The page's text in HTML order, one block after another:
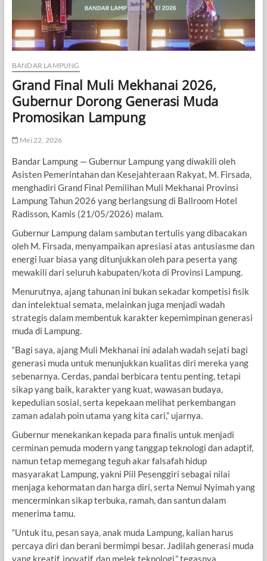
BANDAR LAMPUNG
Grand Final Muli Mekhanai 2026,
Gubernur Dorong Generasi Muda
Promosikan Lampung
Mei 22, 2026
Bandar Lampung — Gubernur Lampung yang diwakili oleh
Asisten Pemerintahan dan Kesejahteraan Rakyat, M. Firsada,
menghadiri Grand Final Pemilihan Muli Mekhanai Provinsi
Lampung Tahun 2026 yang berlangsung di Ballroom Hotel
Radisson, Kamis (21/05/2026) malam.
Gubernur Lampung dalam sambutan tertulis yang dibacakan
oleh M. Firsada, menyampaikan apresiasi atas antusiasme dan
energi luar biasa yang ditunjukkan oleh para peserta yang
mewakili dari seluruh kabupaten/kota di Provinsi Lampung.
Menurutnya, ajang tahunan ini bukan sekadar kompetisi fisik
dan intelektual semata, melainkan juga menjadi wadah
strategis dalam membentuk karakter kepemimpinan generasi
muda di Lampung.
“Bagi saya, ajang Muli Mekhanai ini adalah wadah sejati bagi
generasi muda untuk menunjukkan kualitas diri mereka yang
sebenarnya. Cerdas, pandai berbicara tentu penting, tetapi
sikap yang baik, karakter yang kuat, wawasan budaya,
kepedulian sosial, serta kepekaan melihat perkembangan
zaman adalah poin utama yang kita cari,” ujarnya.
Gubernur menekankan kepada para finalis untuk menjadi
cerminan pemuda modern yang tanggap teknologi dan adaptif,
namun tetap memegang teguh akar falsafah hidup
masyarakat Lampung, yakni Piil Pesenggiri sebagai nilai
menjaga kehormatan dan harga diri, serta Nemui Nyimah yang
mencerminkan sikap terbuka, ramah, dan santun dalam
menerima tamu.
“Untuk itu, pesan saya, anak muda Lampung, kalian harus
percaya diri dan berani bermimpi besar. Jadilah generasi muda
yang kreatif, inovatif, dan melek teknologi,” tegasnya.